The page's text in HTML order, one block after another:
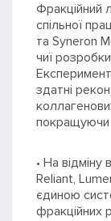
Фракційний
спільної
та Syneron
чиї
здатні
покращуючи
• На відміну
Reliant,
єдиною
фракційних